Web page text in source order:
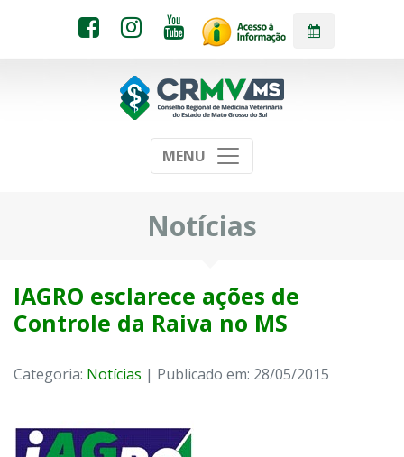
MENU
Notícias
IAGRO esclarece ações de
Controle da Raiva no MS
Categoria: Notícias | Publicado em: 28/05/2015